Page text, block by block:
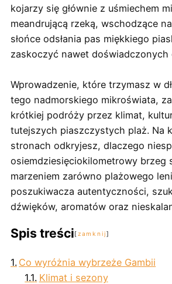
kojarzy się głównie z uśmiechem
meandrującą rzeką, wschodzące
słońce odsłania pas miękkiego
zaskoczyć nawet
Wprowadzenie, które trzymasz w
tego nadmorskiego mikroświata,
krótkiej podróży przez klimat,
tutejszych piaszczystych plaż. Na
stronach odkryjesz, dlaczego
osiemdziesięciokilometrowy brzeg
marzeniem zarówno plażowego
poszukiwacza autentyczności,
dźwięków, aromatów oraz
Spis treści zamknij
Co wyróżnia wybrzeże Gambii
Klimat i sezony